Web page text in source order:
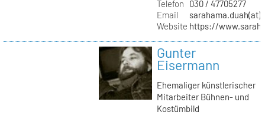
Telefon
030 / 47705277
Email
Website https://
Gunter
Eisermann
Ehemaliger künstlerischer
Mitarbeiter Bühnen- und
Kostümbild